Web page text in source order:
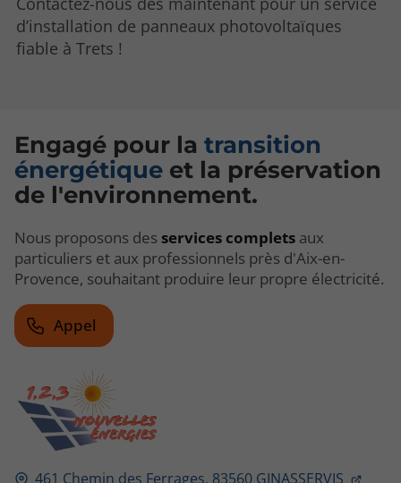
d’installation de panneaux photovoltaïques
fiable à Trets !
461 Chemin des Ferrages, 83560 GINASSERVIS
Engagé pour la transition
énergétique et la préservation
de l'environnement.
Nous proposons des services complets aux
particuliers et aux professionnels près d'Aix-en-
Provence, souhaitant produire leur propre électricité.
Appel